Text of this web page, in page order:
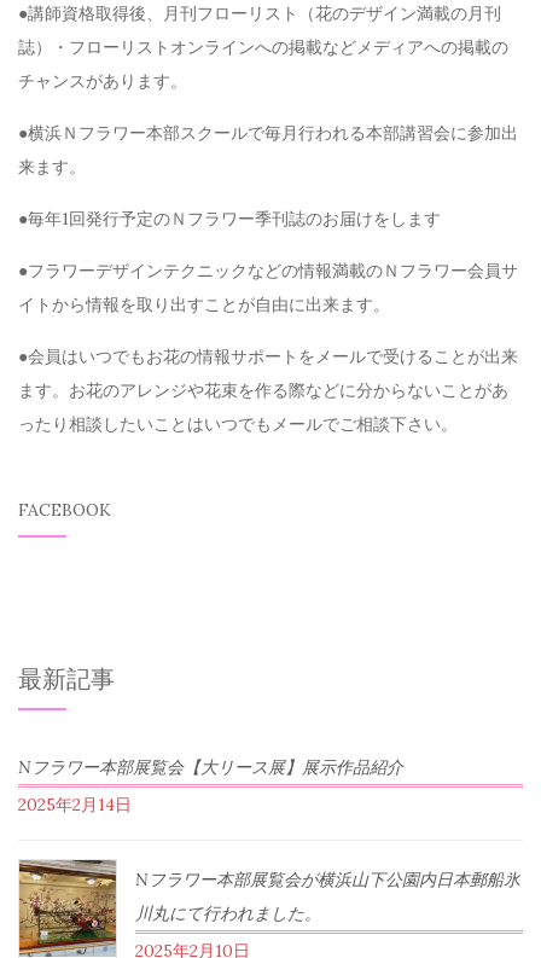
●講師資格取得後、月刊フローリスト（花のデザイン満載の月刊
誌）・フローリストオンラインへの掲載などメディアへの掲載の
チャンスがあります。
●横浜Ｎフラワー本部スクールで毎月行われる本部講習会に参加出
来ます。
●毎年1回発行予定のＮフラワー季刊誌のお届けをします
●フラワーデザインテクニックなどの情報満載のＮフラワー会員サ
イトから情報を取り出すことが自由に出来ます。
●会員はいつでもお花の情報サポートをメールで受けることが出来
ます。お花のアレンジや花束を作る際などに分からないことがあ
ったり相談したいことはいつでもメールでご相談下さい。
FACEBOOK
最新記事
Nフラワー本部展覧会【大リース展】展示作品紹介
2025年2月14日
Nフラワー本部展覧会が横浜山下公園内日本郵船氷
川丸にて行われました。
2025年2月10日